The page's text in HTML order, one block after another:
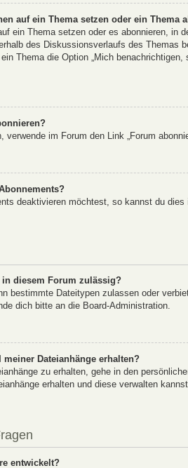
auf ein Thema setzen oder ein Thema
ein Thema setzen oder es abonnieren, in
des Diskussionsverlaufs des Themas
Thema die Option „Mich
verwende im Forum den Link „Forum
deaktivieren möchtest, so kannst du
in diesem Forum zulässig?
bestimmte Dateitypen zulassen oder
dich bitte an die Board-Administration.
Dateianhänge erhalten?
zu erhalten, gehe in den
erhalten und diese verwalten
entwickelt?